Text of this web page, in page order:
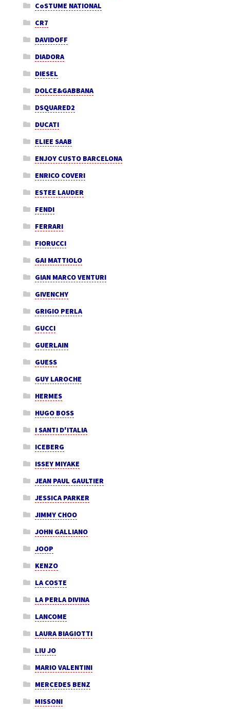
CoSTUME NATIONAL
CR7
DAVIDOFF
DIADORA
DIESEL
DOLCE&GABBANA
DSQUARED2
DUCATI
ELIEE SAAB
ENJOY CUSTO BARCELONA
ENRICO COVERI
ESTEE LAUDER
FENDI
FERRARI
FIORUCCI
GAI MATTIOLO
GIAN MARCO VENTURI
GIVENCHY
GRIGIO PERLA
GUCCI
GUERLAIN
GUESS
GUY LAROCHE
HERMES
HUGO BOSS
I SANTI D'ITALIA
ICEBERG
ISSEY MIYAKE
JEAN PAUL GAULTIER
JESSICA PARKER
JIMMY CHOO
JOHN GALLIANO
JOOP
KENZO
LA COSTE
LA PERLA DIVINA
LANCOME
LAURA BIAGIOTTI
LIU JO
MARIO VALENTINI
MERCEDES BENZ
MISSONI